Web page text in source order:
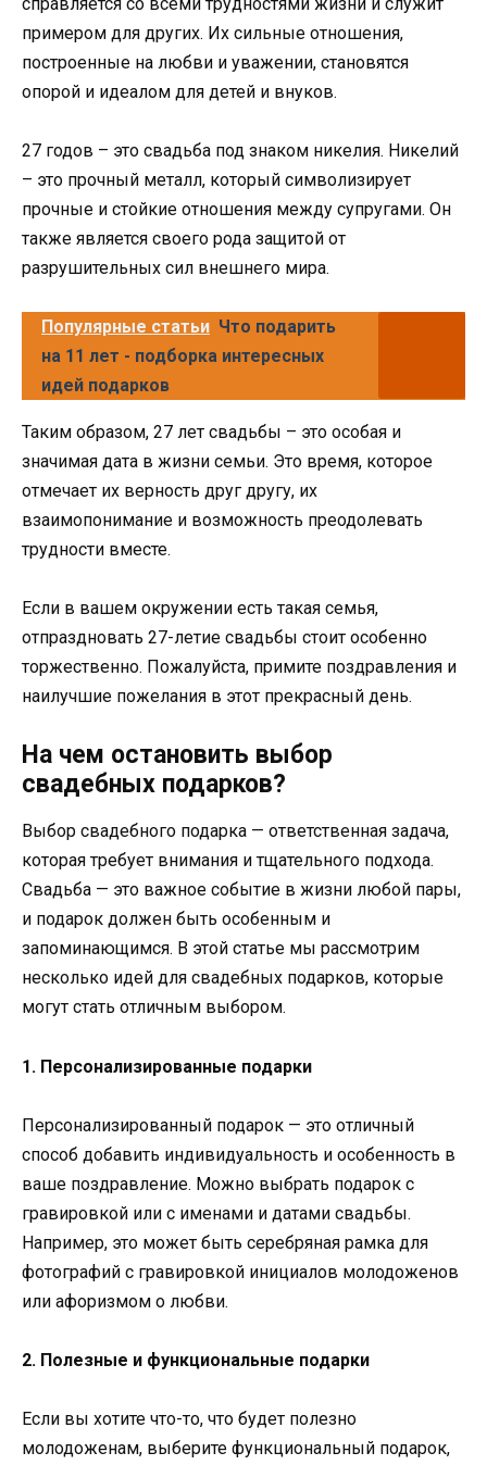
примером для других. Их сильные отношения,
построенные на любви и уважении, становятся
опорой и идеалом для детей и внуков.
27 годов – это свадьба под знаком никелия. Никелий
– это прочный металл, который символизирует
прочные и стойкие отношения между супругами. Он
также является своего рода защитой от
разрушительных сил внешнего мира.
Популярные статьи Что подарить
на 11 лет - подборка интересных
идей подарков
Таким образом, 27 лет свадьбы – это особая и
значимая дата в жизни семьи. Это время, которое
отмечает их верность друг другу, их
взаимопонимание и возможность преодолевать
трудности вместе.
Если в вашем окружении есть такая семья,
отпраздновать 27-летие свадьбы стоит особенно
торжественно. Пожалуйста, примите поздравления и
наилучшие пожелания в этот прекрасный день.
На чем остановить выбор
свадебных подарков?
Выбор свадебного подарка — ответственная задача,
которая требует внимания и тщательного подхода.
Свадьба — это важное событие в жизни любой пары,
и подарок должен быть особенным и
запоминающимся. В этой статье мы рассмотрим
несколько идей для свадебных подарков, которые
могут стать отличным выбором.
1. Персонализированные подарки
Персонализированный подарок — это отличный
способ добавить индивидуальность и особенность в
ваше поздравление. Можно выбрать подарок с
гравировкой или с именами и датами свадьбы.
Например, это может быть серебряная рамка для
фотографий с гравировкой инициалов молодоженов
или афоризмом о любви.
2. Полезные и функциональные подарки
Если вы хотите что-то, что будет полезно
молодоженам, выберите функциональный подарок,